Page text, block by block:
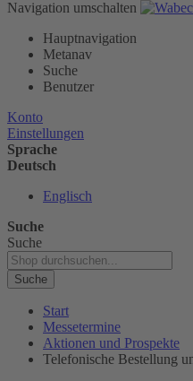
Navigation umschalten
Hauptnavigation
Metanav
Suche
Benutzer
Konto
Einstellungen
Sprache
Deutsch
Englisch
Suche
Suche
Suche
Start
Messetermine
Aktionen und Prospekte
Telefonische Bestellung